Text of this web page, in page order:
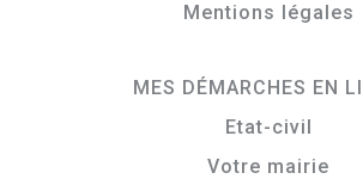
Mentions légales
MES DÉMARCHES EN
Etat-civil
Votre mairie